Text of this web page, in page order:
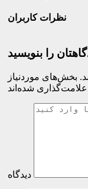
نظرات کاربران
را بنویسید
بخش‌های موردنیاز
دیدگاه